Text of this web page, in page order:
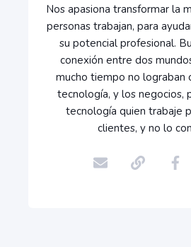
Nos apasiona transformar la
personas trabajan, para
su potencial profesional.
conexión entre dos
mucho tiempo no lograban
tecnología, y los negocios,
tecnología quien trabaje
clientes, y no lo